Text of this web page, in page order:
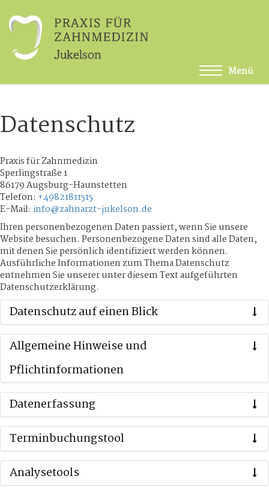
Datenschutz
Praxis für Zahnmedizin
Sperlingstraße 1
86179 Augsburg-Haunstetten
Telefon: +49821811515
E-Mail: info@zahnarzt-jukelson.de
Ihren personenbezogenen Daten passiert, wenn Sie unsere
Website besuchen. Personenbezogene Daten sind alle Daten,
mit denen Sie persönlich identifiziert werden können.
Ausführliche Informationen zum Thema Datenschutz
entnehmen Sie unserer unter diesem Text aufgeführten
Datenschutzerklärung.
Datenschutz auf einen Blick
Allgemeine Hinweise und
Pflichtinformationen
Datenerfassung
Terminbuchungstool
Analysetools